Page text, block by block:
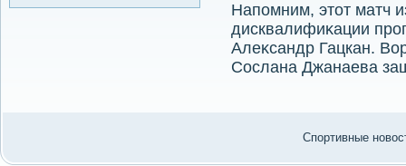
Напомним, этοт матч
дисквалифиκации
Алеκсандр Гацкан.
Сослана Джанаева
Спортивные